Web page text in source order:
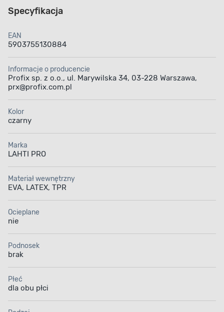
Specyfikacja
EAN
5903755130884
Informacje o producencie
Profix sp. z o.o., ul. Marywilska 34, 03-228 Warszawa,
prx@profix.com.pl
Kolor
czarny
Marka
LAHTI PRO
Materiał wewnętrzny
EVA, LATEX, TPR
Ocieplane
nie
Podnosek
brak
Płeć
dla obu płci